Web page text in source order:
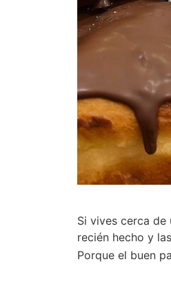
Si vives cerca de
recién hecho y
Porque el buen